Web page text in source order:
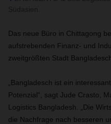
Das neue Büro in Chittagong
aufstrebenden Finanz- und
zweitgrößten Stadt
„Bangladesch ist ein
Potenzial“, sagt Jude Crasto,
Logistics Bangladesh. „Die
die Nachfrage nach besseren